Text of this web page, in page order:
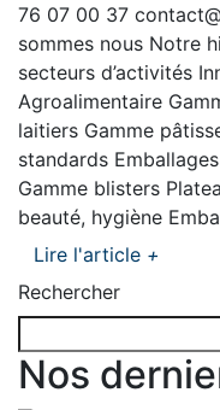
76 07 00 37
sommes nous Notre
secteurs d’activités
Agroalimentaire
laitiers Gamme
standards
Gamme blisters
beauté, hygiène
Lire l'article +
Rechercher
Nos